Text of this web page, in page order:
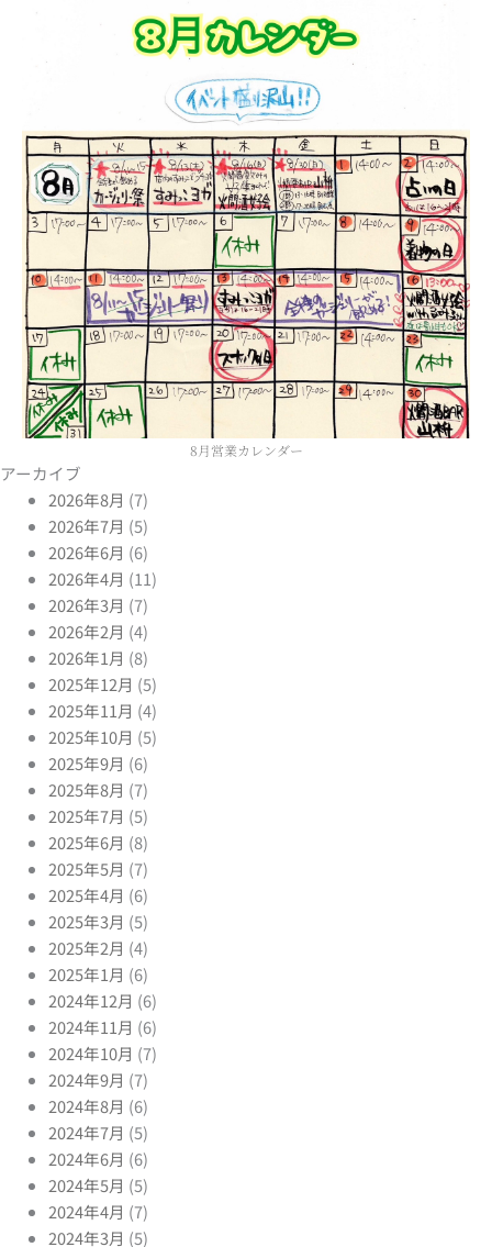
8月営業カレンダー
アーカイブ
2026年8月 (7)
2026年7月 (5)
2026年6月 (6)
2026年4月 (11)
2026年3月 (7)
2026年2月 (4)
2026年1月 (8)
2025年12月 (5)
2025年11月 (4)
2025年10月 (5)
2025年9月 (6)
2025年8月 (7)
2025年7月 (5)
2025年6月 (8)
2025年5月 (7)
2025年4月 (6)
2025年3月 (5)
2025年2月 (4)
2025年1月 (6)
2024年12月 (6)
2024年11月 (6)
2024年10月 (7)
2024年9月 (7)
2024年8月 (6)
2024年7月 (5)
2024年6月 (6)
2024年5月 (5)
2024年4月 (7)
2024年3月 (5)